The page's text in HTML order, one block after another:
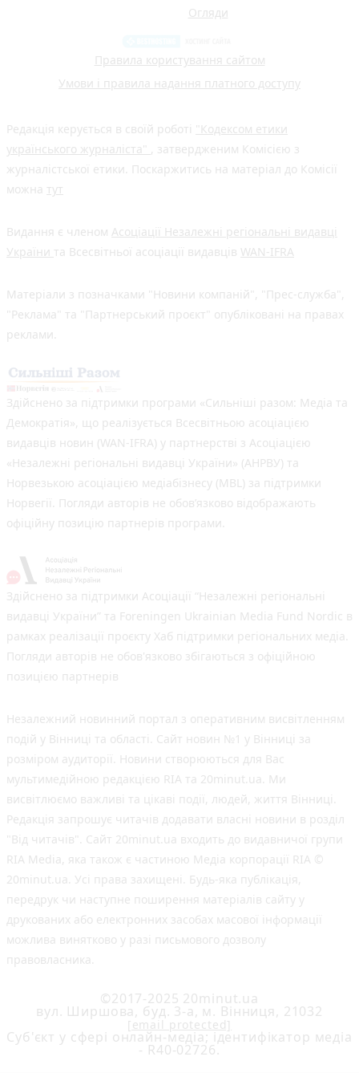
Огляди
Правила користування сайтом
Умови і правила надання платного доступу
Редакція керується в своїй роботі "Кодексом етики
українського журналіста" , затвердженим Комісією з
журналістської етики. Поскаржитись на матеріал до Комісії
можна тут
Видання є членом Асоціації Незалежні регіональні видавці
України та Всесвітньої асоціації видавців WAN-IFRA
Матеріали з позначками "Новини компаній", "Прес-служба",
"Реклама" та "Партнерський проєкт" опубліковані на правах
реклами.
Здійснено за підтримки програми «Сильніші разом: Медіа та
Демократія», що реалізується Всесвітньою асоціацією
видавців новин (WAN-IFRA) у партнерстві з Асоціацією
«Незалежні регіональні видавці України» (АНРВУ) та
Норвезькою асоціацією медіабізнесу (MBL) за підтримки
Норвегії. Погляди авторів не обов’язково відображають
офіційну позицію партнерів програми.
Здійснено за підтримки Асоціації “Незалежні регіональні
видавці України” та Foreningen Ukrainian Media Fund Nordic в
рамках реалізації проєкту Хаб підтримки регіональних медіа.
Погляди авторів не обов'язково збігаються з офіційною
позицією партнерів
Незалежний новинний портал з оперативним висвітленням
подій у Вінниці та області. Сайт новин №1 у Вінниці за
розміром аудиторії. Новини створюються для Вас
мультимедійною редакцією RIA та 20minut.ua. Ми
висвітлюємо важливі та цікаві події, людей, життя Вінниці.
Редакція запрошує читачів додавати власні новини в розділ
"Від читачів". Сайт 20minut.ua входить до видавничої групи
RIA Media, яка також є частиною Медіа корпорації RIA ©
20minut.ua. Усі права захищені. Будь-яка публiкацiя,
передрук чи наступне поширення матеріалів сайту у
друкованих або електронних засобах масової інформації
можлива винятково у разі письмового дозволу
правовласника.
©2017-2025 20minut.ua
вул. Ширшова, буд. 3-а, м. Вінниця, 21032
[email protected]
Cуб'єкт у сфері онлайн-медіа; ідентифікатор медіа
- R40-02726.